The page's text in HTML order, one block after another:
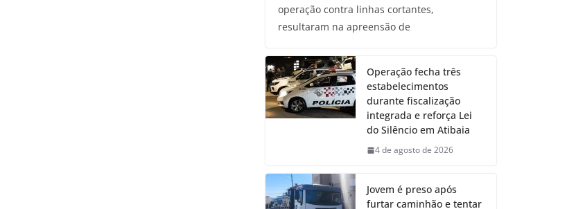
operação contra linhas cortantes,
resultaram na apreensão de
Operação fecha três
estabelecimentos
durante fiscalização
integrada e reforça Lei
do Silêncio em Atibaia
4 de agosto de 2026
Jovem é preso após
furtar caminhão e tentar